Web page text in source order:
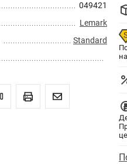
049421
Lemark
Standard